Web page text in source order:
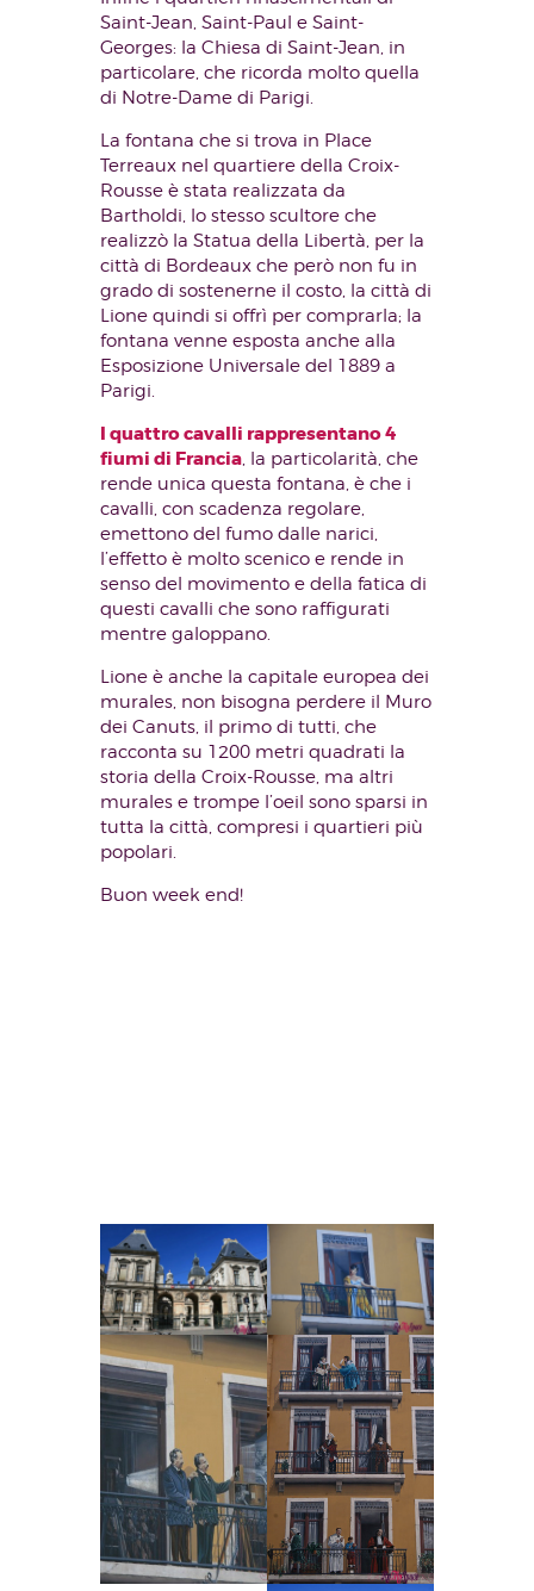
Saint-Jean, Saint-Paul e Saint-
Georges: la Chiesa di Saint-Jean, in
particolare, che ricorda molto quella
di Notre-Dame di Parigi.
La fontana che si trova in Place
Terreaux nel quartiere della Croix-
Rousse è stata realizzata da
Bartholdi, lo stesso scultore che
realizzò la Statua della Libertà, per la
città di Bordeaux che però non fu in
grado di sostenerne il costo, la città di
Lione quindi si offrì per comprarla; la
fontana venne esposta anche alla
Esposizione Universale del 1889 a
Parigi.
I quattro cavalli rappresentano 4
fiumi di Francia, la particolarità, che
rende unica questa fontana, è che i
cavalli, con scadenza regolare,
emettono del fumo dalle narici,
l’effetto è molto scenico e rende in
senso del movimento e della fatica di
questi cavalli che sono raffigurati
mentre galoppano.
Lione è anche la capitale europea dei
murales, non bisogna perdere il Muro
dei Canuts, il primo di tutti, che
racconta su 1200 metri quadrati la
storia della Croix-Rousse, ma altri
murales e trompe l’oeil sono sparsi in
tutta la città, compresi i quartieri più
popolari.
Buon week end!